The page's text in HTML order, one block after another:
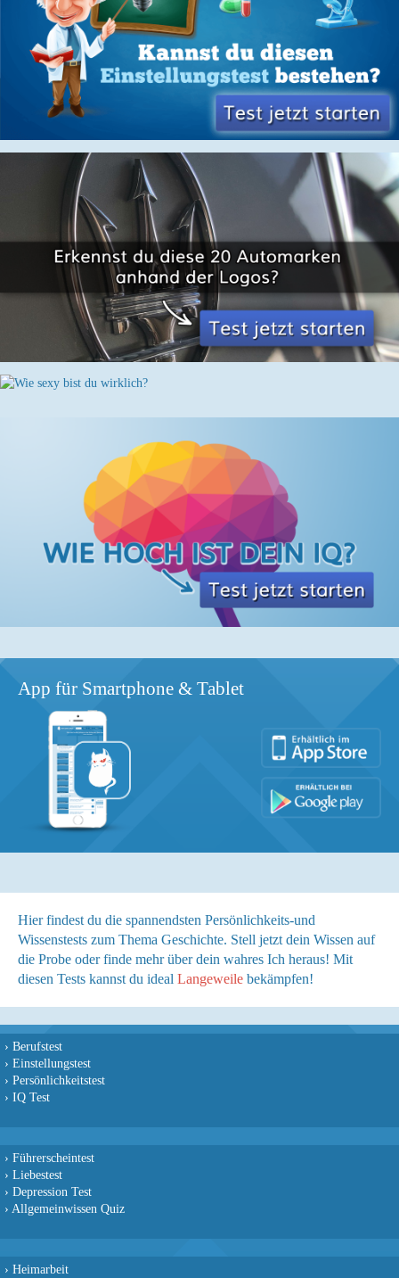
App für Smartphone & Tablet
Hier findest du die spannendsten Persönlichkeits-und
Wissenstests zum Thema Geschichte. Stell jetzt dein Wissen auf
die Probe oder finde mehr über dein wahres Ich heraus! Mit
diesen Tests kannst du ideal Langeweile bekämpfen!
› Berufstest
› Einstellungstest
› Persönlichkeitstest
› IQ Test
› Führerscheintest
› Liebestest
› Depression Test
› Allgemeinwissen Quiz
› Heimarbeit